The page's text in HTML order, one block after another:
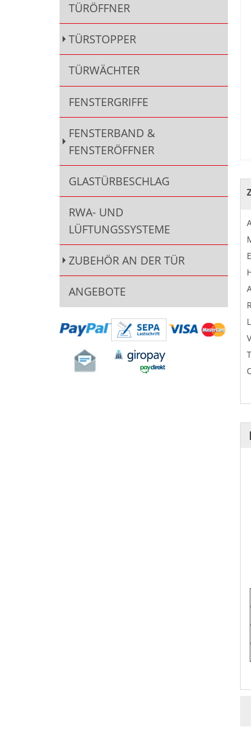
TÜRÖFFNER
TÜRSTOPPER
TÜRWÄCHTER
FENSTERGRIFFE
FENSTERBAND &
FENSTERÖFFNER
GLASTÜRBESCHLAG
RWA- UND
LÜFTUNGSSYSTEME
ZUBEHÖR AN DER TÜR
ANGEBOTE